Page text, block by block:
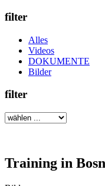
filter
Alles
Videos
DOKUMENTE
Bilder
filter
Training in